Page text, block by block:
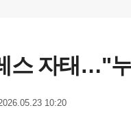
스 자태…"
10:20